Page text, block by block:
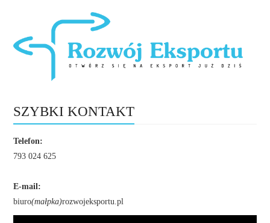
SZYBKI KONTAKT
Telefon:
793 024 625
E-mail:
biuro(małpka)rozwojeksportu.pl